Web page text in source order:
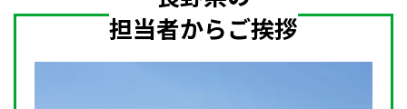
担当者からご挨拶